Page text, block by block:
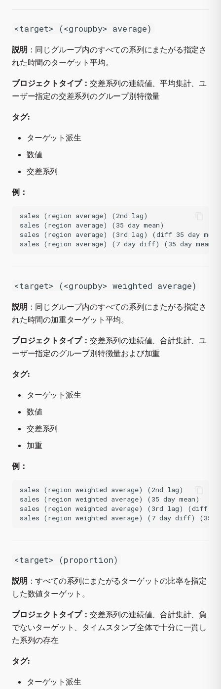
<target> (<groupby> average)
説明 ：同じグループ内のすべての系列にまたがる指定さ
れた時間のターゲット平均。
プロジェクトタイプ： 交差系列の連続値、平均集計、ユ
ーザー指定の交差系列のグループ別特徴量
タグ:
ターゲット派生
数値
交差系列
例：
sales (region average) (2nd lag)
sales (region average) (35 day mean)
sales (region average) (3rd lag) (diff 35 day
<target> (<groupby> weighted average)
説明 ：同じグループ内のすべての系列にまたがる指定さ
れた時間の加重ターゲット平均。
プロジェクトタイプ： 交差系列の連続値、合計集計、ユ
ーザー指定のグループ別特徴量および加重
タグ:
ターゲット派生
数値
交差系列
加重
例：
sales (region weighted average) (2nd lag)
sales (region weighted average) (35 day mean)
sales (region weighted average) (3rd lag) (diff 35
<target> (proportion)
説明 ：すべての系列にまたがるターゲットの比率を指定
した数値ターゲット。
プロジェクトタイプ： 交差系列の連続値、合計集計、負
でないターゲット、タイムスタンプ全体で十分に一貫し
た系列の存在
タグ:
ターゲット派生